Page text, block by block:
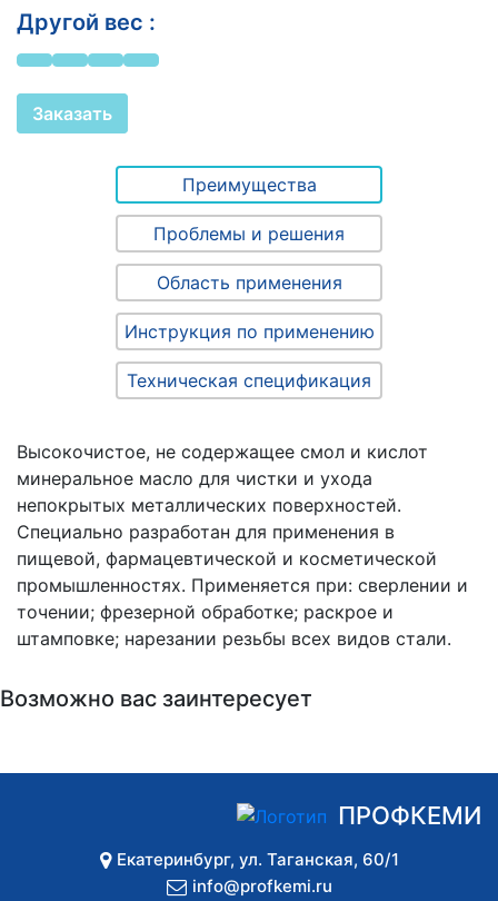
Другой вес :
Заказать
Преимущества
Проблемы и решения
Область применения
Инструкция по применению
Техническая спецификация
Высокочистое, не содержащее смол и кислот
минеральное масло для чистки и ухода
непокрытых металлических поверхностей.
Специально разработан для применения в
пищевой, фармацевтической и косметической
промышленностях. Применяется при: сверлении и
точении; фрезерной обработке; раскрое и
штамповке; нарезании резьбы всех видов стали.
Возможно вас заинтересует
ПРОФКЕМИ
Екатеринбург, ул. Таганская, 60/1
info@profkemi.ru